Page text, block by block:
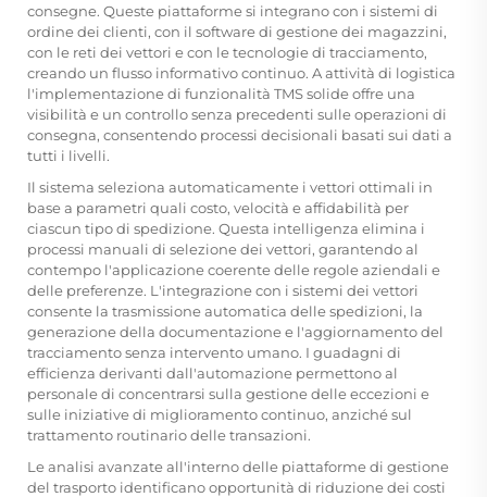
consegne. Queste piattaforme si integrano con i sistemi di
ordine dei clienti, con il software di gestione dei magazzini,
con le reti dei vettori e con le tecnologie di tracciamento,
creando un flusso informativo continuo. Aattività di logistica
l'implementazione di funzionalità TMS solide offre una
visibilità e un controllo senza precedenti sulle operazioni di
consegna, consentendo processi decisionali basati sui dati a
tutti i livelli.
Il sistema seleziona automaticamente i vettori ottimali in
base a parametri quali costo, velocità e affidabilità per
ciascun tipo di spedizione. Questa intelligenza elimina i
processi manuali di selezione dei vettori, garantendo al
contempo l'applicazione coerente delle regole aziendali e
delle preferenze. L'integrazione con i sistemi dei vettori
consente la trasmissione automatica delle spedizioni, la
generazione della documentazione e l'aggiornamento del
tracciamento senza intervento umano. I guadagni di
efficienza derivanti dall'automazione permettono al
personale di concentrarsi sulla gestione delle eccezioni e
sulle iniziative di miglioramento continuo, anziché sul
trattamento routinario delle transazioni.
Le analisi avanzate all'interno delle piattaforme di gestione
del trasporto identificano opportunità di riduzione dei costi